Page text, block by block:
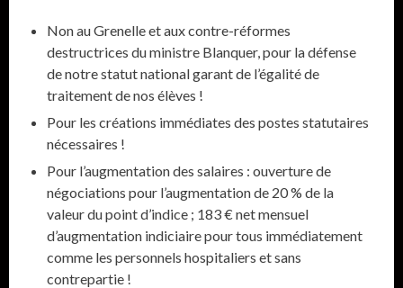
Non au Grenelle et aux contre-réformes
destructrices du ministre Blanquer, pour la défense
de notre statut national garant de l’égalité de
traitement de nos élèves !
Pour les créations immédiates des postes statutaires
nécessaires !
Pour l’augmentation des salaires : ouverture de
négociations pour l’augmentation de 20 % de la
valeur du point d’indice ; 183 € net mensuel
d’augmentation indiciaire pour tous immédiatement
comme les personnels hospitaliers et sans
contrepartie !